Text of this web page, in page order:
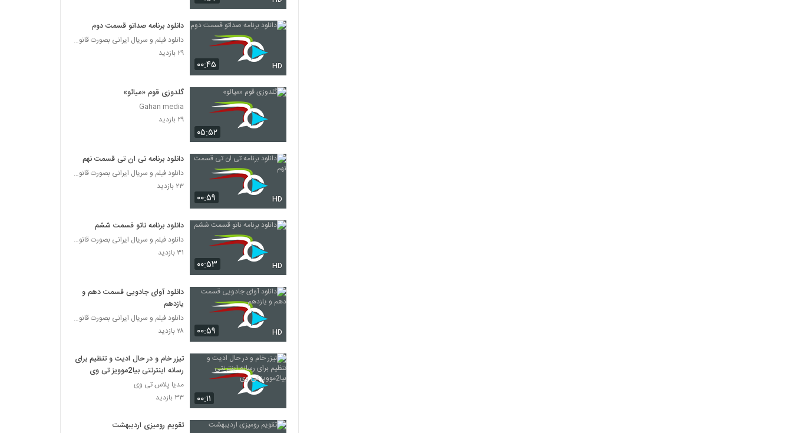
۰۰:۴۵ HD
دانلود برنامه صداتو قسمت دوم
دانلود فیلم و سریال ایرانی بصورت قانونی
۲۹ بازدید
۰۵:۵۲
گلدوزی قوم «میائو»
Gahan media
۲۹ بازدید
۰۰:۵۹ HD
دانلود برنامه تی ان تی قسمت نهم
دانلود فیلم و سریال ایرانی بصورت قانونی
۲۳ بازدید
۰۰:۵۳ HD
دانلود برنامه ناتو قسمت ششم
دانلود فیلم و سریال ایرانی بصورت قانونی
۳۱ بازدید
۰۰:۵۹ HD
دانلود آوای جادویی قسمت دهم و
یازدهم
دانلود فیلم و سریال ایرانی بصورت قانونی
۲۸ بازدید
۰۰:۱۱
تیزر خام و در حال ادیت و تنظیم برای
رسانه اینترنتی بیا2موویز تی وی
مدیا پلاس تی وی
۳۳ بازدید
تقویم رومیزی اردیبهشت